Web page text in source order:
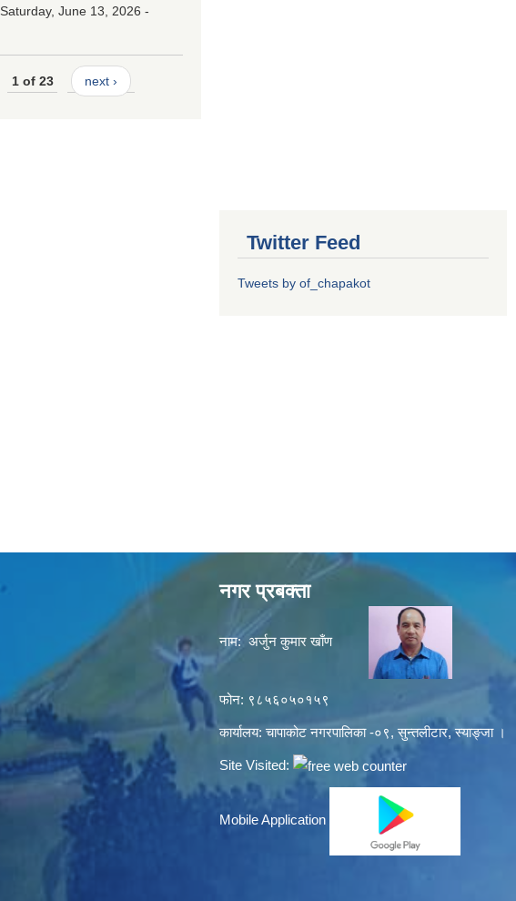
Saturday, June 13, 2026 -
1 of 23 next ›
Twitter Feed
Tweets by of_chapakot
नगर प्रबक्ता
नाम: अर्जुन कुमार खाँण
फोन: ९८५६०५०१५९
कार्यालय: चापाकोट नगरपालिका -०९, सुन्तलीटार, स्याङ्जा ।
Site Visited:
Mobile Application